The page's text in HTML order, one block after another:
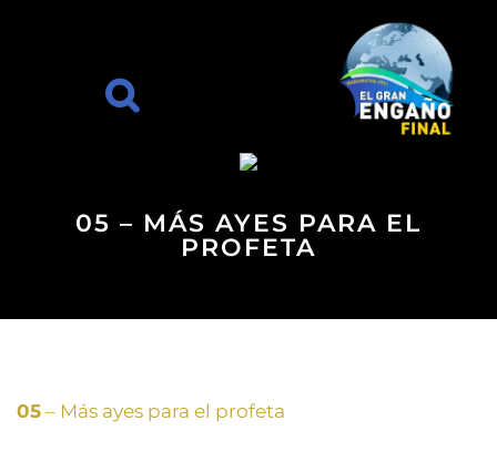
05 – MÁS AYES PARA EL
PROFETA
05 – Más ayes para el profeta